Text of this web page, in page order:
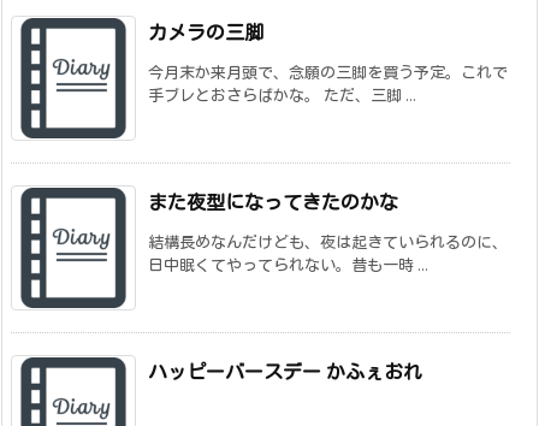
カメラの三脚
今月末か来月頭で、念願の三脚を買う予定。これで
手ブレとおさらばかな。 ただ、三脚 ...
また夜型になってきたのかな
結構長めなんだけども、夜は起きていられるのに、
日中眠くてやってられない。昔も一時 ...
ハッピーバースデー かふぇおれ